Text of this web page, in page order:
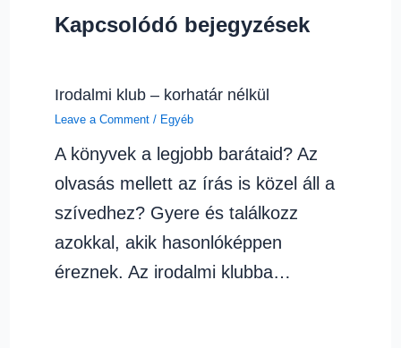
Kapcsolódó bejegyzések
Irodalmi klub – korhatár nélkül
Leave a Comment / Egyéb
A könyvek a legjobb barátaid? Az
olvasás mellett az írás is közel áll a
szívedhez? Gyere és találkozz
azokkal, akik hasonlóképpen
éreznek. Az irodalmi klubba…